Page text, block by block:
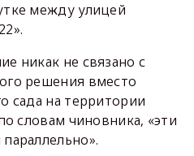
между улицей
никак не связано с
решения вместо
сада на территории
словам чиновника, «эти